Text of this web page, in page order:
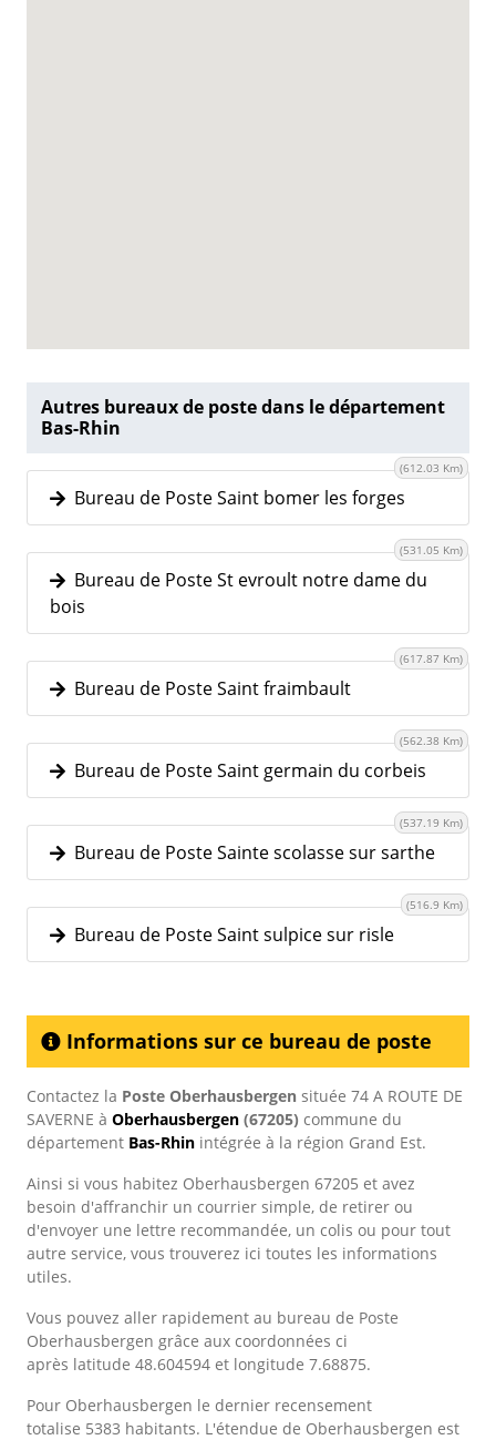
Autres bureaux de poste dans le département
Bas-Rhin
Bureau de Poste Saint bomer les forges
(612.03 Km)
Bureau de Poste St evroult notre dame du
bois
(531.05 Km)
Bureau de Poste Saint fraimbault
(617.87 Km)
Bureau de Poste Saint germain du corbeis
(562.38 Km)
Bureau de Poste Sainte scolasse sur sarthe
(537.19 Km)
Bureau de Poste Saint sulpice sur risle
(516.9 Km)
Informations sur ce bureau de poste
Contactez la Poste Oberhausbergen située 74 A ROUTE DE
SAVERNE à Oberhausbergen (67205) commune du
département Bas-Rhin intégrée à la région Grand Est.
Ainsi si vous habitez Oberhausbergen 67205 et avez
besoin d'affranchir un courrier simple, de retirer ou
d'envoyer une lettre recommandée, un colis ou pour tout
autre service, vous trouverez ici toutes les informations
utiles.
Vous pouvez aller rapidement au bureau de Poste
Oberhausbergen grâce aux coordonnées ci
après latitude 48.604594 et longitude 7.68875.
Pour Oberhausbergen le dernier recensement
totalise 5383 habitants. L'étendue de Oberhausbergen est